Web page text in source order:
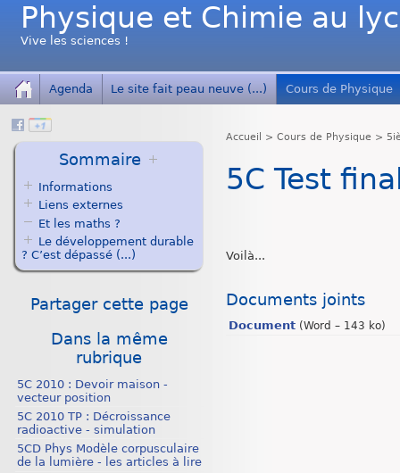
Physique et Chimie au
Vive les sciences !
Agenda Le site fait peau neuve (...) Cours de Physique
Accueil >Cours de Physique >
5C Test
Voilà...
Documents joints
Document (Word – 143 ko)
Sommaire
Informations
Liens externes
Et les maths ?
Le développement durable
? C’est dépassé (...)
Partager cette page
Dans la même
rubrique
5C 2010 : Devoir maison -
vecteur position
5C 2010 TP : Décroissance
radioactive - simulation
5CD Phys Modèle corpusculaire
de la lumière - les articles à lire